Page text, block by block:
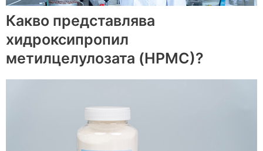
Какво представлява
хидроксипропил
метилцелулозата (HPMC)?